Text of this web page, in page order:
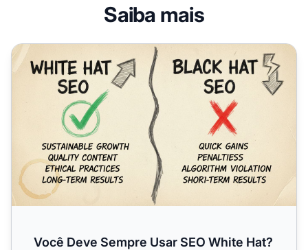
Saiba mais
Você Deve Sempre Usar SEO White Hat?
Você Deve Sempre Usar SEO White Hat?